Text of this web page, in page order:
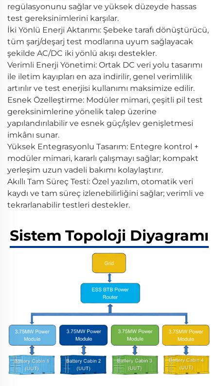
regülasyonunu sağlar ve yüksek düzeyde hassas
test gereksinimlerini karşılar.
İki Yönlü Enerji Aktarımı: Şebeke tarafı dönüştürücü,
tüm şarj/deşarj test modlarına uyum sağlayacak
şekilde AC/DC iki yönlü akışı destekler.
Verimli Enerji Yönetimi: Ortak DC veri yolu tasarımı
ile iletim kayıpları en aza indirilir, genel verimlilik
artırılır ve test enerjisi kullanımı maksimize edilir.
Esnek Özelleştirme: Modüler mimari, çeşitli pil test
gereksinimlerine yönelik talep üzerine
yapılandırılabilir ve esnek güç/işlev genişletmesi
imkânı sunar.
Yüksek Entegrasyonlu Tasarım: Entegre kontrol +
modüler mimari, kararlı çalışmayı sağlar; kompakt
yerleşim uzun vadeli bakımı kolaylaştırır.
Akıllı Tam Süreç Testi: Özel yazılım, otomatik veri
kaydı ve tam süreç izlenebilirliğini sağlar; verimli ve
tekrarlanabilir testleri destekler.
Sistem Topoloji Diyagramı